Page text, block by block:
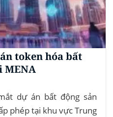
token hóa bất
MENA
dự án bất động sản
phép tại khu vực Trung